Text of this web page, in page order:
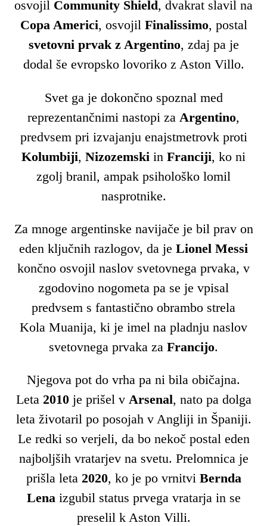
osvojil Community Shield, dvakrat slavil na
Copa Americi, osvojil Finalissimo, postal
svetovni prvak z Argentino, zdaj pa je
dodal še evropsko lovoriko z Aston Villo.
Svet ga je dokončno spoznal med
reprezentančnimi nastopi za Argentino,
predvsem pri izvajanju enajstmetrovk proti
Kolumbiji, Nizozemski in Franciji, ko ni
zgolj branil, ampak psihološko lomil
nasprotnike.
Za mnoge argentinske navijače je bil prav on
eden ključnih razlogov, da je Lionel Messi
končno osvojil naslov svetovnega prvaka, v
zgodovino nogometa pa se je vpisal
predvsem s fantastično obrambo strela
Kola Muanija, ki je imel na pladnju naslov
svetovnega prvaka za Francijo.
Njegova pot do vrha pa ni bila običajna.
Leta 2010je prišel v Arsenal, nato pa dolga
leta životaril po posojah v Angliji in Španiji.
Le redki so verjeli, da bo nekoč postal eden
najboljših vratarjev na svetu. Prelomnica je
prišla leta 2020, ko je po vrnitvi Bernda
Lenaizgubil status prvega vratarja in se
preselil k Aston Villi.